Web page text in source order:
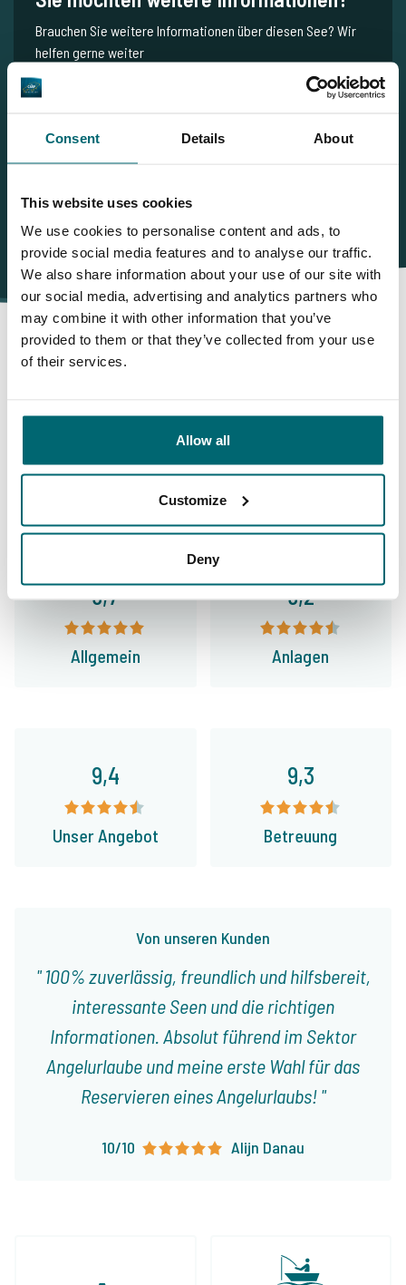
Consent Details About
This website uses cookies
We use cookies to personalise content and ads, to
provide social media features and to analyse our traffic.
We also share information about your use of our site with
our social media, advertising and analytics partners who
may combine it with other information that you’ve
provided to them or that they’ve collected from your use
of their services.
Allow all
Customize
Deny
Brauchen Sie weitere Informationen über diesen See? Wir
helfen gerne weiter
WhatsApp:+31 6 5519 1755
Carp Specialist
35096 Anglerhaben uns bereits bewertet
9,7
Allgemein
9,2
Anlagen
Von unseren Kunden
100% zuverlässig, freundlich und hilfsbereit,
interessante Seen und die richtigen
Informationen. Absolut führend im Sektor
Angelurlaube und meine erste Wahl für das
Reservieren eines Angelurlaubs!
10/10 Alijn Danau
9,4
Unser Angebot
9,3
Betreuung